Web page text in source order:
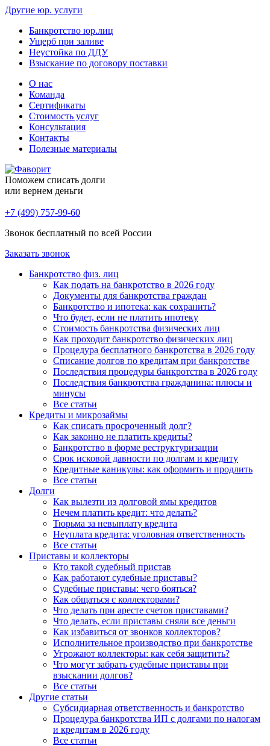
Другие юр. услуги
Банкротство юр.лиц
Ущерб при заливе
Неустойка по ДДУ
Взыскание по договору поставки
О нас
Команда
Сертификаты
Стоимость услуг
Консультация
Контакты
Полезные материалы
Поможем списать долги
или вернем деньги
+7 (499) 757-99-60
Звонок бесплатный по всей России
Заказать звонок
Банкротство физ. лиц
Как подать на банкротство в 2026 году
Документы для банкротства граждан
Банкротство и ипотека: как сохранить?
Что будет, если не платить ипотеку
Стоимость банкротства физических лиц
Как проходит банкротство физических лиц
Процедура бесплатного банкротства в 2026 году
Списание долгов по кредитам при банкротстве
Последствия процедуры банкротства в 2026 году
Последствия банкротства гражданина: плюсы и
минусы
Все статьи
Кредиты и микрозаймы
Как списать просроченный долг?
Как законно не платить кредиты?
Банкротство в форме реструктуризации
Срок исковой давности по долгам и кредиту
Кредитные каникулы: как оформить и продлить
Все статьи
Долги
Как вылезти из долговой ямы кредитов
Нечем платить кредит: что делать?
Тюрьма за невыплату кредита
Неуплата кредита: уголовная ответственность
Все статьи
Приставы и коллекторы
Кто такой судебный пристав
Как работают судебные приставы?
Судебные приставы: чего бояться?
Как общаться с коллекторами?
Что делать при аресте счетов приставами?
Что делать, если приставы сняли все деньги
Как избавиться от звонков коллекторов?
Исполнительное производство при банкротстве
Угрожают коллекторы: как себя защитить?
Что могут забрать судебные приставы при
взыскании долгов?
Все статьи
Другие статьи
Субсидиарная ответственность и банкротство
Процедура банкротства ИП с долгами по налогам
и кредитам в 2026 году
Все статьи